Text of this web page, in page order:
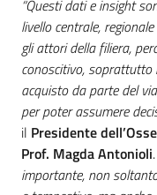
“Questi dati e insight
livello centrale,
gli attori della filiera,
conoscitivo, soprattutto
acquisto da parte del
per poter assumere
il Presidente
Prof. Magda Antonioli.
importante, non